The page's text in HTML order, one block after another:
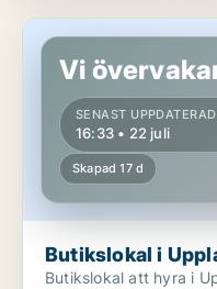
Butikslokal i Upplands-Bro,
Vi
SENAST UPPDATERAD
16:33 • 22 juli
Skapad 17 d
Butikslokal i
Butikslokal att hyra i